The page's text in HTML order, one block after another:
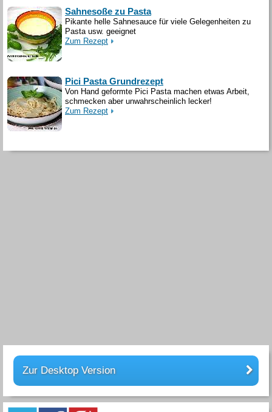
Sahnesoße zu Pasta
Pikante helle Sahnesauce für viele Gelegenheiten zu
Pasta usw. geeignet
Zum Rezept
Pici Pasta Grundrezept
Von Hand geformte Pici Pasta machen etwas Arbeit,
schmecken aber unwahrscheinlich lecker!
Zum Rezept
Zur Desktop Version